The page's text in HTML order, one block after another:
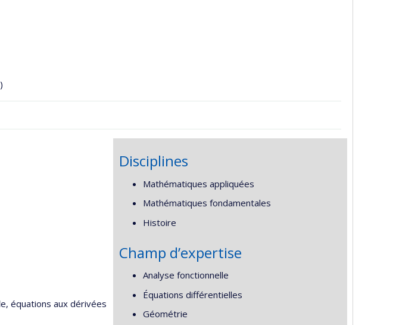
équations aux dérivées
Disciplines
Mathématiques appliquées
Mathématiques fondamentales
Histoire
Champ d’expertise
Analyse fonctionnelle
Équations différentielles
Géométrie